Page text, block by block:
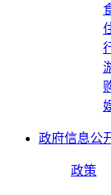
政府信息公
政策